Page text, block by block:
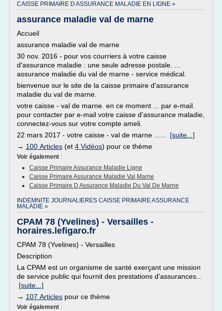
CAISSE PRIMAIRE D ASSURANCE MALADIE EN LIGNE »
assurance maladie val de marne
Accueil
assurance maladie val de marne
30 nov. 2016 - pour vos courriers à votre caisse
d'assurance maladie : une seule adresse postale. ...
assurance maladie du val de marne - service médical.
bienvenue sur le site de la caisse primaire d'assurance
maladie du val de marne.
votre caisse - val de marne. en ce moment ... par e-mail.
pour contacter par e-mail votre caisse d'assurance maladie,
connectez-vous sur votre compte ameli.
22 mars 2017 - votre caisse - val de marne ...... [suite...]
→ 100 Articles (et 4 Vidéos) pour ce thème
Voir également :
Caisse Primaire Assurance Maladie Ligne
Caisse Primaire Assurance Maladie Val Marne
Caisse Primaire D Assurance Maladie Du Val De Marne
INDEMNITE JOURNALIERES CAISSE PRIMAIRE ASSURANCE
MALADIE »
CPAM 78 (Yvelines) - Versailles -
horaires.lefigaro.fr
CPAM 78 (Yvelines) - Versailles
Description
La CPAM est un organisme de santé exerçant une mission
de service public qui fournit des prestations d'assurances...
[suite...]
→ 107 Articles pour ce thème
Voir également :